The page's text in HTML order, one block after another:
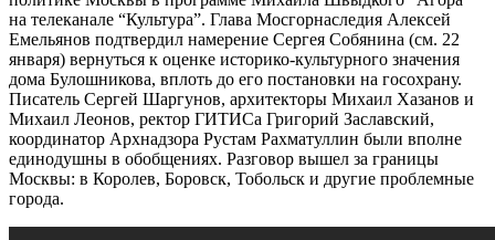
на телеканале “Культура”. Глава Мосгорнаследия Алексей
Емельянов подтвердил намерение Сергея Собянина (см. 22
января) вернуться к оценке историко-культурного значения
дома Булошникова, вплоть до его постановки на госохрану.
Писатель Сергей Шаргунов, архитекторы Михаил Хазанов и
Михаил Леонов, ректор ГИТИСа Григорий Заславский,
координатор Архнадзора Рустам Рахматуллин были вполне
единодушны в обобщениях. Разговор вышел за границы
Москвы: в Королев, Боровск, Тобольск и другие проблемные
города.